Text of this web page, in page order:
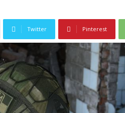
Twitter Pinterest